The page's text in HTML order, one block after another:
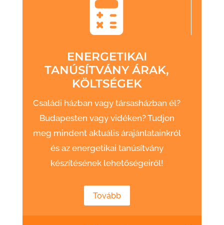
ENERGETIKAI
TANÚSÍTVÁNY ÁRAK,
KÖLTSÉGEK
Családi házban vagy társasházban él?
Budapesten vagy vidéken? Tudjon
meg mindent aktuális árajánlatainkról
és az energetikai tanúsítvány
készítésének lehetőségeiről!
Tovább